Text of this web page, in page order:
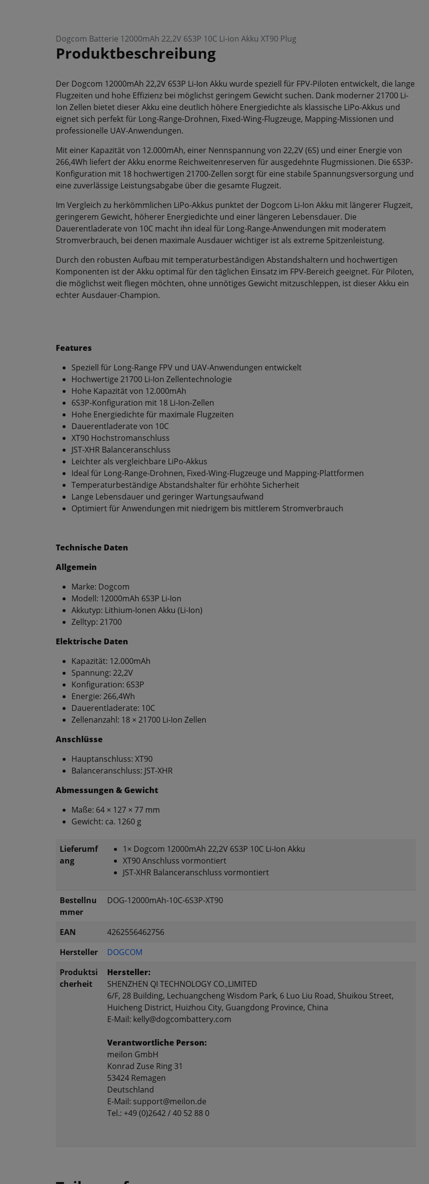
Dogcom Batterie 12000mAh 22,2V 6S3P 10C Li-ion Akku XT90 Plug
Produktbeschreibung
Der Dogcom 12000mAh 22,2V 6S3P Li-Ion Akku wurde speziell für FPV-Piloten entwickelt, die lange
Flugzeiten und hohe Effizienz bei möglichst geringem Gewicht suchen. Dank moderner 21700 Li-
Ion Zellen bietet dieser Akku eine deutlich höhere Energiedichte als klassische LiPo-Akkus und
eignet sich perfekt für Long-Range-Drohnen, Fixed-Wing-Flugzeuge, Mapping-Missionen und
professionelle UAV-Anwendungen.
Mit einer Kapazität von 12.000mAh, einer Nennspannung von 22,2V (6S) und einer Energie von
266,4Wh liefert der Akku enorme Reichweitenreserven für ausgedehnte Flugmissionen. Die 6S3P-
Konfiguration mit 18 hochwertigen 21700-Zellen sorgt für eine stabile Spannungsversorgung und
eine zuverlässige Leistungsabgabe über die gesamte Flugzeit.
Im Vergleich zu herkömmlichen LiPo-Akkus punktet der Dogcom Li-Ion Akku mit längerer Flugzeit,
geringerem Gewicht, höherer Energiedichte und einer längeren Lebensdauer. Die
Dauerentladerate von 10C macht ihn ideal für Long-Range-Anwendungen mit moderatem
Stromverbrauch, bei denen maximale Ausdauer wichtiger ist als extreme Spitzenleistung.
Durch den robusten Aufbau mit temperaturbeständigen Abstandshaltern und hochwertigen
Komponenten ist der Akku optimal für den täglichen Einsatz im FPV-Bereich geeignet. Für Piloten,
die möglichst weit fliegen möchten, ohne unnötiges Gewicht mitzuschleppen, ist dieser Akku ein
echter Ausdauer-Champion.
Features
Speziell für Long-Range FPV und UAV-Anwendungen entwickelt
Hochwertige 21700 Li-Ion Zellentechnologie
Hohe Kapazität von 12.000mAh
6S3P-Konfiguration mit 18 Li-Ion-Zellen
Hohe Energiedichte für maximale Flugzeiten
Dauerentladerate von 10C
XT90 Hochstromanschluss
JST-XHR Balanceranschluss
Leichter als vergleichbare LiPo-Akkus
Ideal für Long-Range-Drohnen, Fixed-Wing-Flugzeuge und Mapping-Plattformen
Temperaturbeständige Abstandshalter für erhöhte Sicherheit
Lange Lebensdauer und geringer Wartungsaufwand
Optimiert für Anwendungen mit niedrigem bis mittlerem Stromverbrauch
Technische Daten
Allgemein
Marke: Dogcom
Modell: 12000mAh 6S3P Li-Ion
Akkutyp: Lithium-Ionen Akku (Li-Ion)
Zelltyp: 21700
Elektrische Daten
Kapazität: 12.000mAh
Spannung: 22,2V
Konfiguration: 6S3P
Energie: 266,4Wh
Dauerentladerate: 10C
Zellenanzahl: 18 × 21700 Li-Ion Zellen
Anschlüsse
Hauptanschluss: XT90
Balanceranschluss: JST-XHR
Abmessungen & Gewicht
Maße: 64 × 127 × 77 mm
Gewicht: ca. 1260 g
Lieferumf
ang
1× Dogcom 12000mAh 22,2V 6S3P 10C Li-Ion Akku
XT90 Anschluss vormontiert
JST-XHR Balanceranschluss vormontiert
Bestellnu
mmer
DOG-12000mAh-10C-6S3P-XT90
EAN
4262556462756
Hersteller
DOGCOM
Produktsi
cherheit
Hersteller:
SHENZHEN QI TECHNOLOGY CO.,LIMITED
6/F, 28 Building, Lechuangcheng Wisdom Park, 6 Luo Liu Road, Shuikou Street,
Huicheng District, Huizhou City, Guangdong Province, China
E-Mail: kelly@dogcombattery.com
Verantwortliche Person:
meilon GmbH
Konrad Zuse Ring 31
53424 Remagen
Deutschland
E-Mail: support@meilon.de
Tel.: +49 (0)2642 / 40 52 88 0